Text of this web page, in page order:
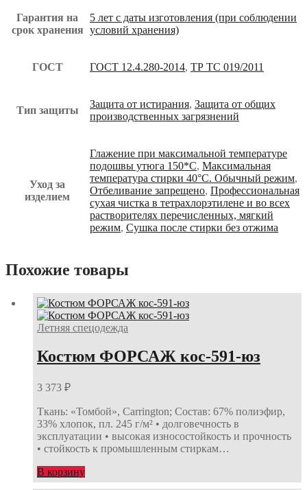
Гарантия на
срок хранения
5 лет с даты изготовления (при соблюдении
условий хранения)
ГОСТ ГОСТ 12.4.280-2014, ТР ТС 019/2011
Тип защиты
Защита от истирания, Защита от общих
производственных загрязнений
Уход за
изделием
Глажение при максимальной температуре
подошвы утюга 150*С, Максимальная
температура стирки 40°С. Обычный режим,
Отбеливание запрещено, Профессиональная
сухая чистка в тетрахлорэтилене и во всех
растворителях перечисленных, мягкий
режим, Сушка после стирки без отжима
Похожие товары
Летняя спецодежда
Костюм ФОРСАЖ кос-591-юз
3 373 ₽
Ткань: «Томбой», Carrington; Состав: 67% полиэфир,
33% хлопок, пл. 245 г/м² • долговечность в
эксплуатации • высокая износостойкость и прочность
• стойкость к промышленным стиркам…
В корзину